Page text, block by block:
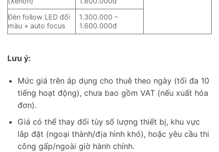
Đèn follow LED đổi
màu + auto focus
1.300.000 –
1.600.000đ
Lưu ý:
Mức giá trên áp dụng cho thuê theo ngày (tối đa 10
tiếng hoạt động), chưa bao gồm VAT (nếu xuất hóa
đơn).
Giá có thể thay đổi tùy số lượng thiết bị, khu vực
lắp đặt (ngoại thành/địa hình khó), hoặc yêu cầu thi
công gấp/ngoài giờ hành chính.